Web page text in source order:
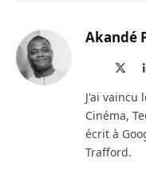
Akandé
J'ai vaincu
Cinéma,
écrit à
Trafford.